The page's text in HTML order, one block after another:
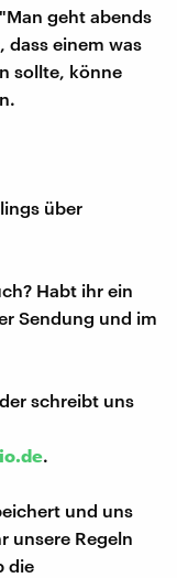
geht abends
dass einem was
sollte, könne
über
Habt ihr ein
Sendung und im
schreibt uns
.
und uns
unsere Regeln
die